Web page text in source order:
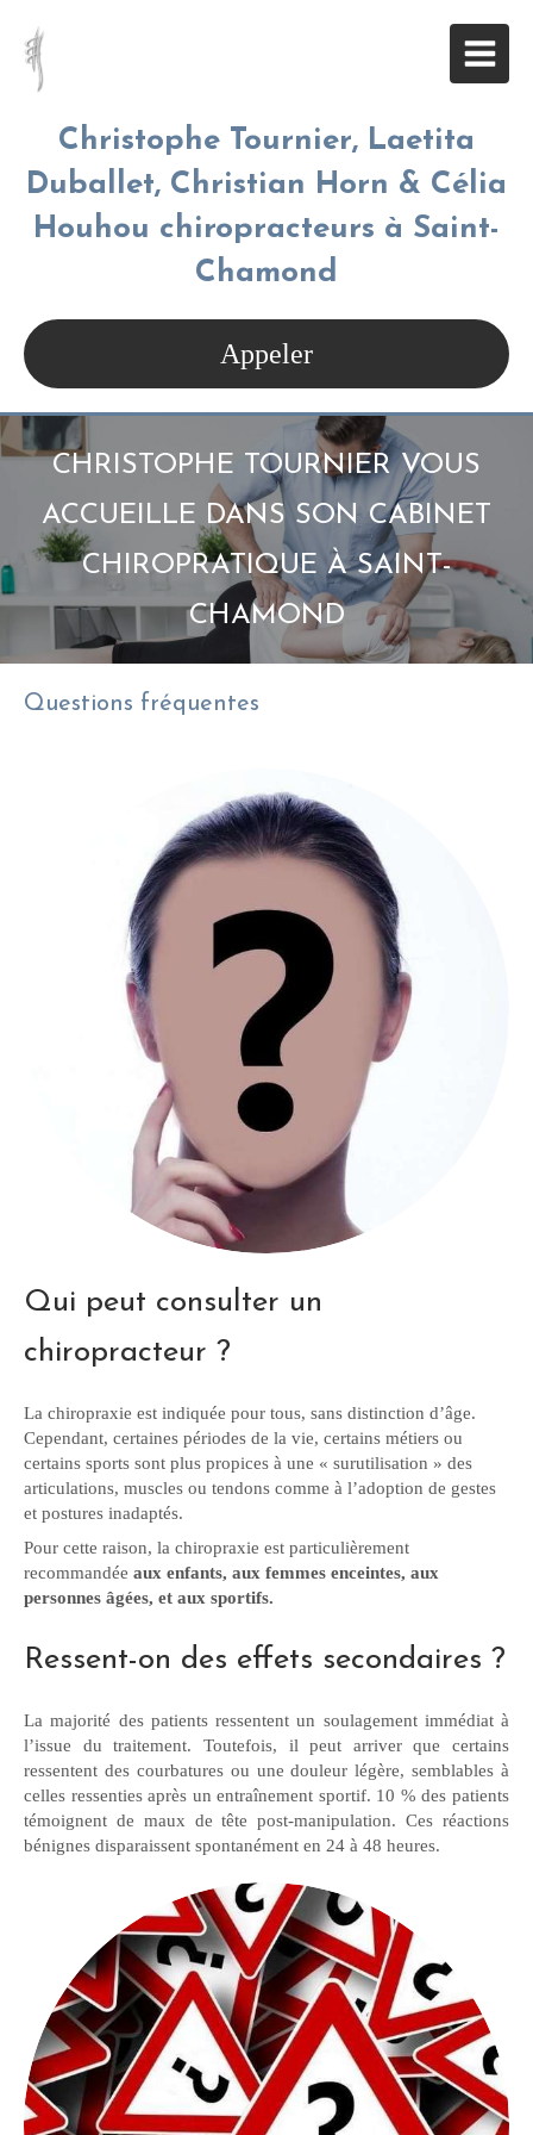
Christophe Tournier, Laetita
Duballet, Christian Horn & Célia
Houhou chiropracteurs à Saint-
Chamond
Appeler
CHRISTOPHE TOURNIER VOUS
ACCUEILLE DANS SON CABINET
CHIROPRATIQUE À SAINT-
CHAMOND
Questions fréquentes
Qui peut consulter un
chiropracteur ?
La chiropraxie est indiquée pour tous, sans distinction d’âge.
Cependant, certaines périodes de la vie, certains métiers ou
certains sports sont plus propices à une « surutilisation » des
articulations, muscles ou tendons comme à l’adoption de gestes
et postures inadaptés.
Pour cette raison, la chiropraxie est particulièrement
recommandée aux enfants, aux femmes enceintes, aux
personnes âgées, et aux sportifs.
Ressent-on des effets secondaires ?
La majorité des patients ressentent un soulagement immédiat à
l’issue du traitement. Toutefois, il peut arriver que certains
ressentent des courbatures ou une douleur légère, semblables à
celles ressenties après un entraînement sportif. 10 % des patients
témoignent de maux de tête post-manipulation. Ces réactions
bénignes disparaissent spontanément en 24 à 48 heures.